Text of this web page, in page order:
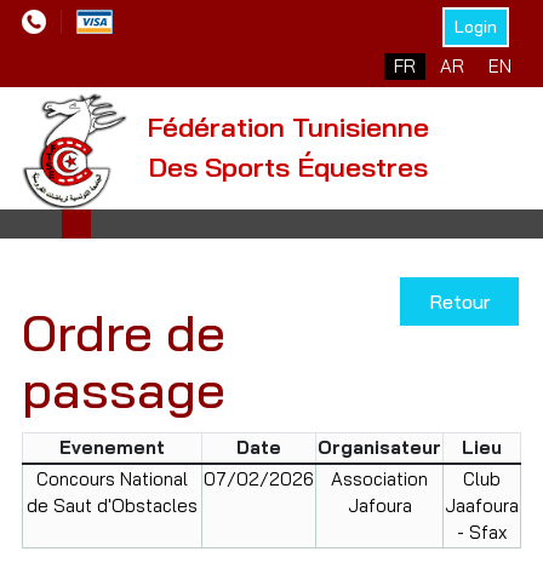
Login
Sélectionnez votre
FR AR EN
Fédération Tunisienne
Des Sports Équestres
Retour
Ordre de
passage
Evenement Date Organisateur
Lieu
Concours National
de Saut d'Obstacles
07/02/2026
Association
Jafoura
Club
Jaafoura
- Sfax